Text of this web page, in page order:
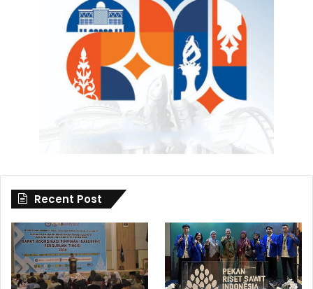
Recent Post